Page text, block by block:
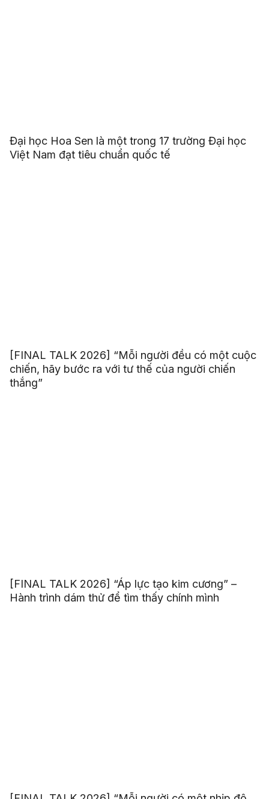
Đại học Hoa Sen là một trong 17 trường Đại học
Việt Nam đạt tiêu chuẩn quốc tế
[FINAL TALK 2026] “Mỗi người đều có một cuộc
chiến, hãy bước ra với tư thế của người chiến
thắng”
[FINAL TALK 2026] “Áp lực tạo kim cương” –
Hành trình dám thử để tìm thấy chính mình